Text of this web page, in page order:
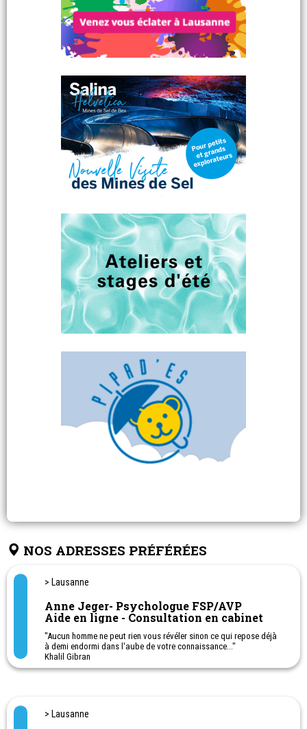
NOS ADRESSES PRÉFÉRÉES
> Lausanne
Anne Jeger- Psychologue FSP/AVP
Aide en ligne - Consultation en cabinet
"Aucun homme ne peut rien vous révéler sinon ce qui repose déjà
à demi endormi dans l'aube de votre connaissance..."
Khalil Gibran
> Lausanne